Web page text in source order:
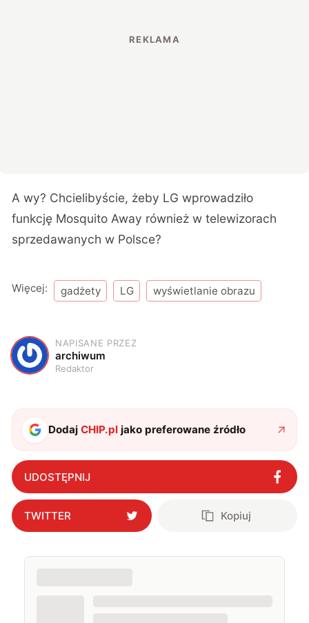
A wy? Chcielibyście, żeby LG wprowadziło
funkcję Mosquito Away również w telewizorach
sprzedawanych w Polsce?
Więcej: gadżety LG wyświetlanie obrazu
A
NAPISANE PRZEZ
archiwum
Redaktor
DodajCHIP.pl jako preferowane źródło
UDOSTĘPNIJ
TWITTER Kopiuj